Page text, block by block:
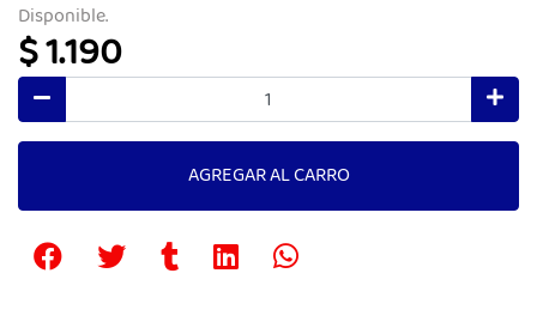
Disponible.
$ 1.190
AGREGAR AL CARRO